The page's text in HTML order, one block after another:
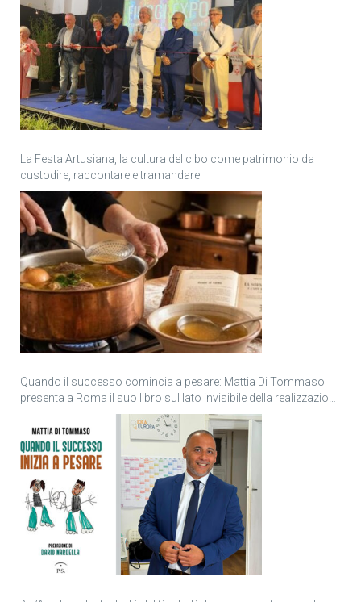
La Festa Artusiana, la cultura del cibo come patrimonio da
custodire, raccontare e tramandare
Quando il successo comincia a pesare: Mattia Di Tommaso
presenta a Roma il suo libro sul lato invisibile della realizzazione